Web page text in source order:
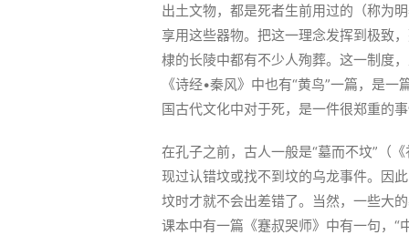
出土文物，都是死者生前用过的（称为
享用这些器物。把这一理念发挥到极致
棣的长陵中都有不少人殉葬。这一制度
《诗经•秦风》中也有“黄鸟”一篇，是
国古代文化中对于死，是一件很郑重的
在孔子之前，古人一般是“墓而不坟”（
现过认错坟或找不到坟的乌龙事件。因
坟时才就不会出差错了。当然，一些大
课本中有一篇《蹇叔哭师》中有一句，“